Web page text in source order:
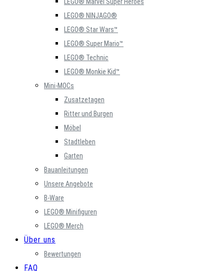
LEGO® NINJAGO®
LEGO® Star Wars™
LEGO® Super Mario™
LEGO® Technic
LEGO® Monkie Kid™
Mini-MOCs
Zusatzetagen
Ritter und Burgen
Möbel
Stadtleben
Garten
Bauanleitungen
Unsere Angebote
B-Ware
LEGO® Minifiguren
LEGO® Merch
Über uns
Bewertungen
FAQ